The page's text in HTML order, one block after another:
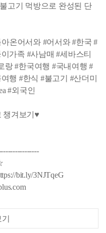
고기 먹방으로 완성된 단
온어서와 #어서와 #한국 #
가족 #사남매 #세바스티
랑 #한국여행 #국내여행 #
행 #한식 #불고기 #산더미
#외국인
챙겨보기♥
bit.ly/3NJTqeG